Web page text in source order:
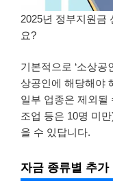
2025년 정부지원금
요?
기본적으로 ‘소상공
상공인에 해당해야
일부 업종은 제외될
조업 등은 10명 미
을 수 있답니다.
자금 종류별 추가